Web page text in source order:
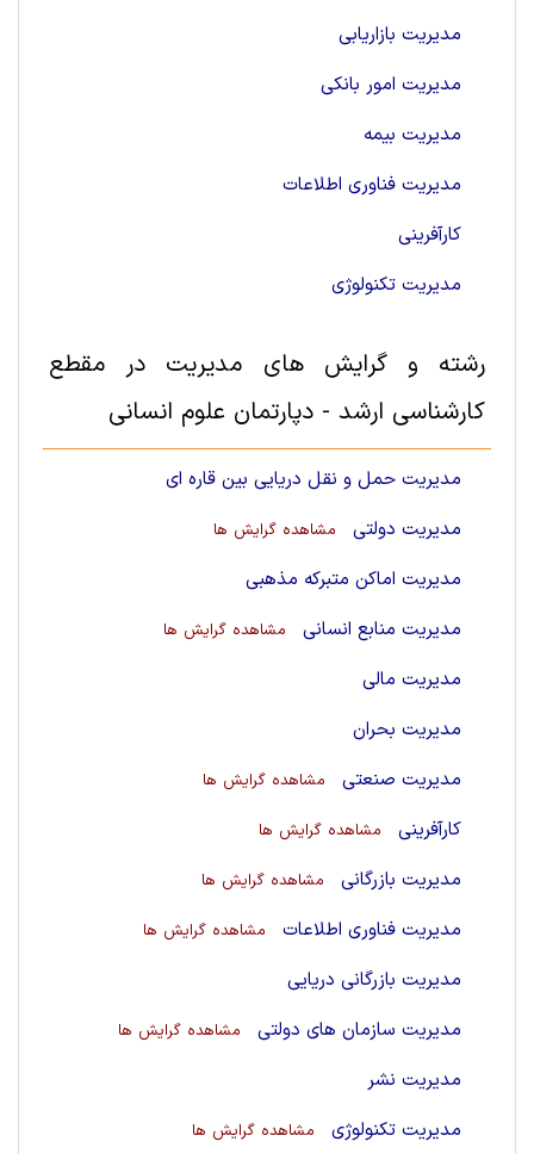
مدیریت بازاریابی
مدیریت امور بانکی
مدیریت بیمه
مدیریت فناوری اطلاعات
کارآفرینی
مدیریت تکنولوژی
رشته و گرایش های مديريت در مقطع
کارشناسی ارشد - دپارتمان علوم انسانی
مدیریت حمل و نقل دریایی بین قاره ای
مدیریت دولتی
مشاهده گرایش ها
مدیریت اماکن متبرکه مذهبی
مدیریت منابع انسانی
مشاهده گرایش ها
مدیریت مالی
مدیریت بحران
مدیریت صنعتی
مشاهده گرایش ها
کارآفرینی مشاهده گرایش ها
مدیریت بازرگانی مشاهده گرایش ها
مدیریت فناوری اطلاعات مشاهده گرایش ها
مدیریت بازرگانی دریایی
مدیریت سازمان های دولتی
مشاهده گرایش ها
مدیریت نشر
مدیریت تکنولوژی
مشاهده گرایش ها